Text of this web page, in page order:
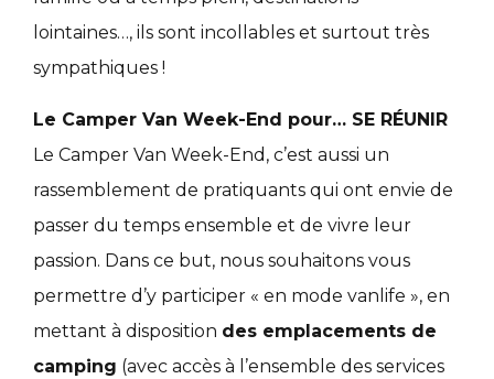
lointaines…, ils sont incollables et surtout très
sympathiques !
Le Camper Van Week-End pour… SE RÉUNIR
Le Camper Van Week-End, c’est aussi un
rassemblement de pratiquants qui ont envie de
passer du temps ensemble et de vivre leur
passion. Dans ce but, nous souhaitons vous
permettre d’y participer « en mode vanlife », en
mettant à disposition des emplacements de
camping (avec accès à l’ensemble des services